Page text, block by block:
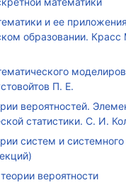
и ее
образовании.
П. Е.
вероятностей.
статистики. С. И.
систем и системного
вероятности